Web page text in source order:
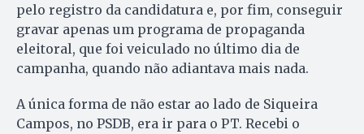
pelo registro da candidatura e, por fim, conseguir
gravar apenas um programa de propaganda
eleitoral, que foi veiculado no último dia de
campanha, quando não adiantava mais nada.
A única forma de não estar ao lado de Siqueira
Campos, no PSDB, era ir para o PT. Recebi o